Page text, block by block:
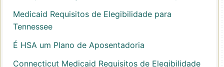
Medicaid Requisitos de Elegibilidade para
Tennessee
É HSA um Plano de Aposentadoria
Connecticut Medicaid Requisitos de Elegibilidade